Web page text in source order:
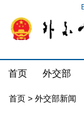
首页 外交部
首页 > 外交部新闻